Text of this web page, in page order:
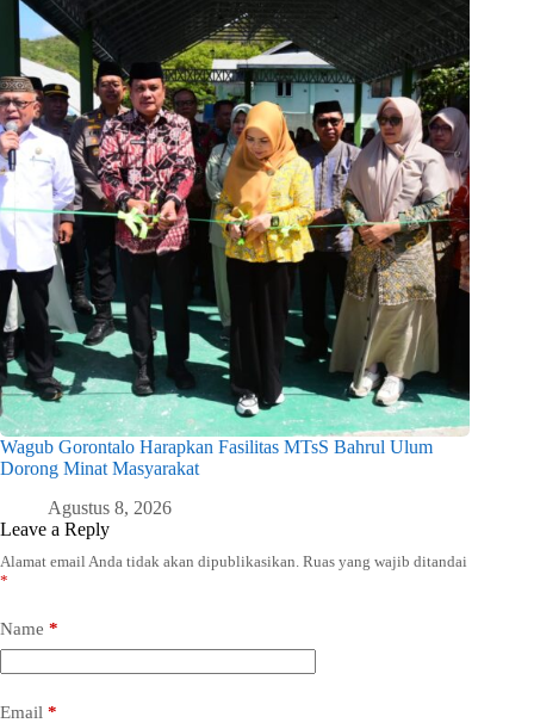
Wagub Gorontalo Harapkan Fasilitas MTsS Bahrul Ulum
Dorong Minat Masyarakat
Agustus 8, 2026
Leave a Reply
Alamat email Anda tidak akan dipublikasikan. Ruas yang wajib ditandai
*
Name *
Email *